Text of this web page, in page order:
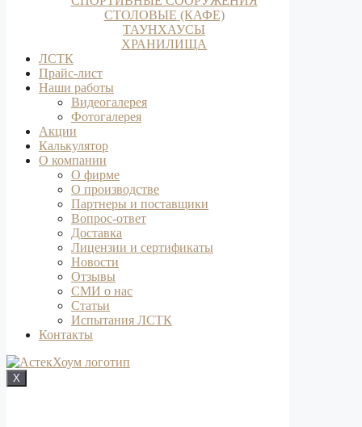
СТОЛОВЫЕ (КАФЕ)
ТАУНХАУСЫ
ХРАНИЛИЩА
ЛСТК
Прайс-лист
Наши работы
Видеогалерея
Фотогалерея
Акции
Калькулятор
О компании
О фирме
О производстве
Партнеры и поставщики
Вопрос-ответ
Доставка
Лицензии и сертификаты
Новости
Отзывы
СМИ о нас
Статьи
Испытания ЛСТК
Контакты
X